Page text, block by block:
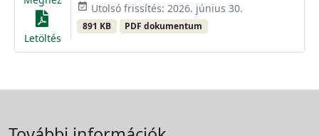
Letöltés
event_available Utolsó frissítés: 2026. június 30.
891 KB PDF dokumentum